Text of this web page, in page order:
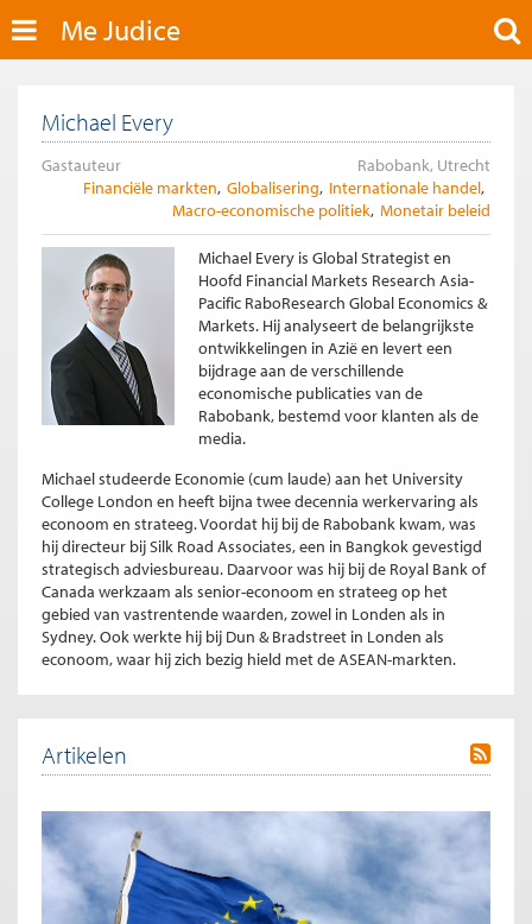
Me Judice
Michael Every
Gastauteur
Rabobank, Utrecht
Financiële markten Globalisering Internationale handel
Macro-economische politiek Monetair beleid
Michael Every is Global Strategist en
Hoofd Financial Markets Research Asia-
Pacific RaboResearch Global Economics &
Markets. Hij analyseert de belangrijkste
ontwikkelingen in Azië en levert een
bijdrage aan de verschillende
economische publicaties van de
Rabobank, bestemd voor klanten als de
media.
Michael studeerde Economie (cum laude) aan het University
College London en heeft bijna twee decennia werkervaring als
econoom en strateeg. Voordat hij bij de Rabobank kwam, was
hij directeur bij Silk Road Associates, een in Bangkok gevestigd
strategisch adviesbureau. Daarvoor was hij bij de Royal Bank of
Canada werkzaam als senior-econoom en strateeg op het
gebied van vastrentende waarden, zowel in Londen als in
Sydney. Ook werkte hij bij Dun & Bradstreet in Londen als
econoom, waar hij zich bezig hield met de ASEAN-markten.
Artikelen